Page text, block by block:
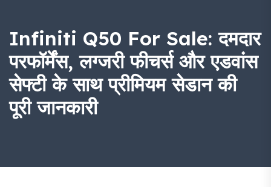
Infiniti Q50 For Sale: दमदार
परफॉर्मेंस, लग्जरी फीचर्स और एडवांस
सेफ्टी के साथ प्रीमियम सेडान की
पूरी जानकारी